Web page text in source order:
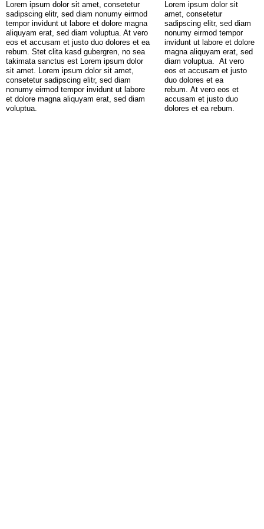
Lorem ipsum dolor sit amet, consetetur
sadipscing elitr, sed diam nonumy eirmod
tempor invidunt ut labore et dolore magna
aliquyam erat, sed diam voluptua. At vero
eos et accusam et justo duo dolores et ea
rebum. Stet clita kasd gubergren, no sea
takimata sanctus est Lorem ipsum dolor
sit amet. Lorem ipsum dolor sit amet,
consetetur sadipscing elitr, sed diam
nonumy eirmod tempor invidunt ut labore
et dolore magna aliquyam erat, sed diam
voluptua.
Lorem ipsum dolor sit
amet, consetetur
sadipscing elitr, sed diam
nonumy eirmod tempor
invidunt ut labore et dolore
magna aliquyam erat, sed
diam voluptua. At vero
eos et accusam et justo
duo dolores et ea
rebum. At vero eos et
accusam et justo duo
dolores et ea rebum.